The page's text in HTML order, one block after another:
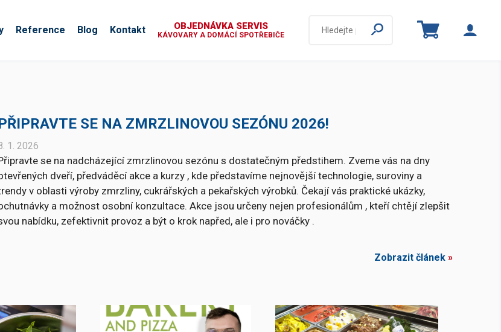
Reference Blog Kontakt OBJEDNÁVKA SERVIS
KÁVOVARY A DOMÁCÍ SPOTŘEBIČE
SE NA ZMRZLINOVOU SEZÓNU 2026!
1. 2026
se na nadcházející zmrzlinovou sezónu s dostatečným předstihem. Zveme vás na dny
dveří, předváděcí akce a kurzy , kde představíme nejnovější technologie, suroviny a
v oblasti výroby zmrzliny, cukrářských a pekařských výrobků. Čekají vás praktické ukázky,
a možnost osobní konzultace. Akce jsou určeny nejen profesionálům , kteří chtějí zlepšit
nabídku, zefektivnit provoz a být o krok napřed, ale i pro nováčky .
Zobrazit článek »